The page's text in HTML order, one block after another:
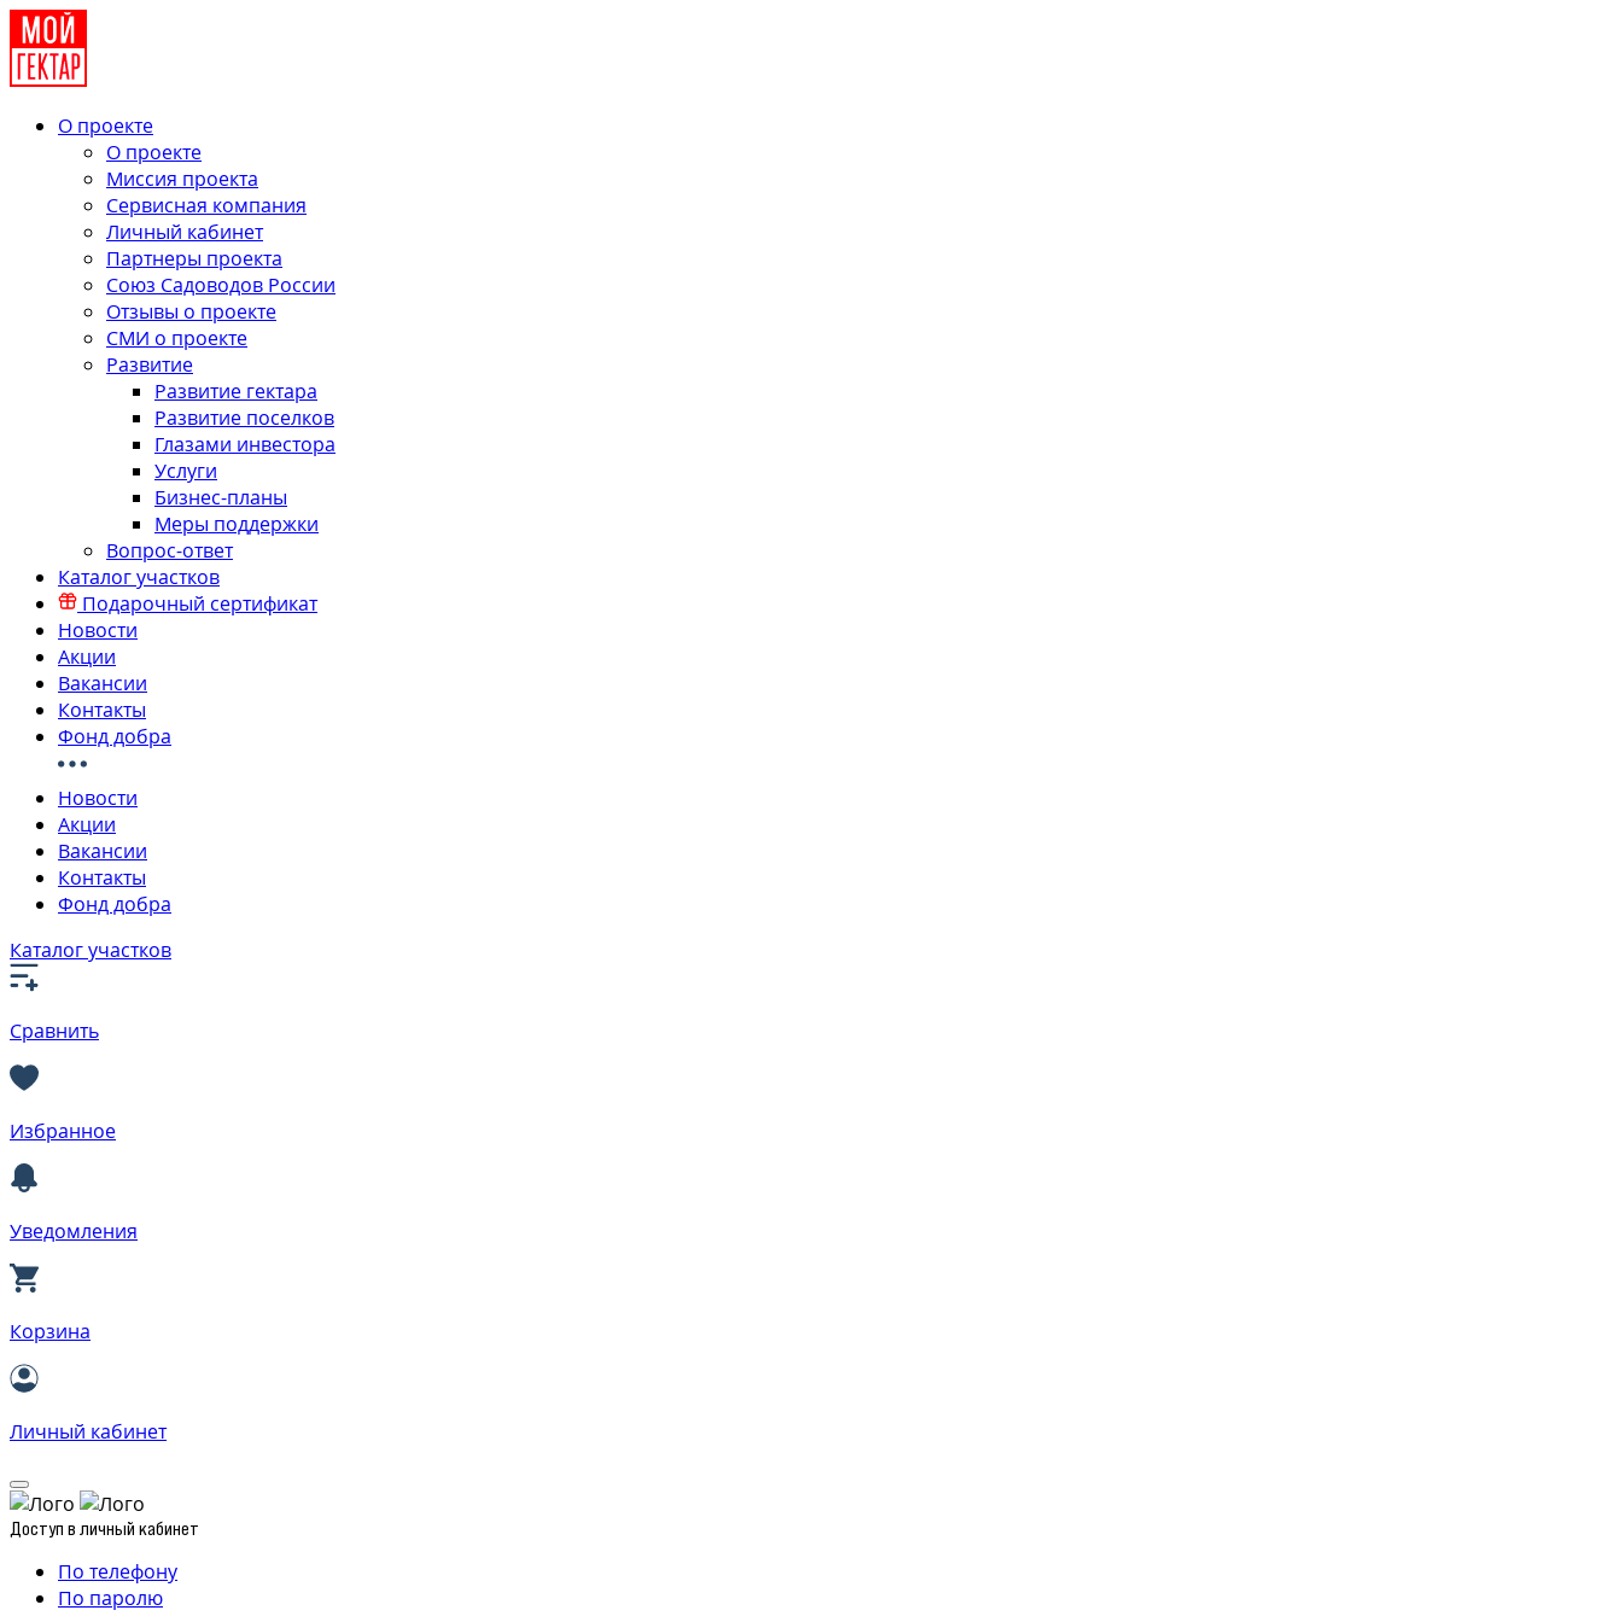
О проекте
О проекте
Миссия проекта
Сервисная компания
Личный кабинет
Партнеры проекта
Союз Садоводов России
Отзывы о проекте
СМИ о проекте
Развитие
Развитие гектара
Развитие поселков
Глазами инвестора
Услуги
Бизнес-планы
Меры поддержки
Вопрос-ответ
Каталог участков
Подарочный сертификат
Новости
Акции
Вакансии
Контакты
Фонд добра
Новости
Акции
Вакансии
Контакты
Фонд добра
Каталог участков
Сравнить
Избранное
Уведомления
Корзина
Личный кабинет
Доступ в личный кабинет
По телефону
По паролю